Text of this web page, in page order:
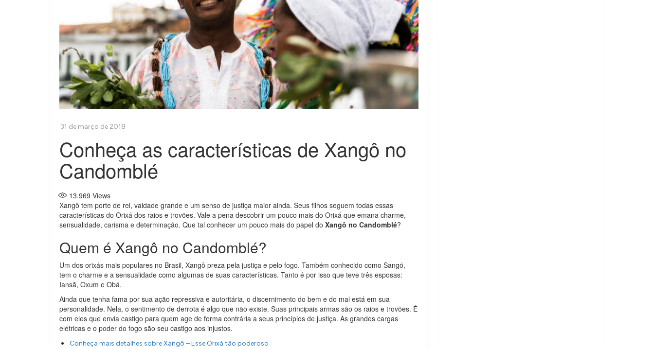
Conheça as características de Xangô no
Candomblé
13.969 Views
Xangô tem porte de rei, vaidade grande e um senso de justiça maior ainda. Seus filhos seguem todas essas
características do Orixá dos raios e trovões. Vale a pena descobrir um pouco mais do Orixá que emana charme,
sensualidade, carisma e determinação. Que tal conhecer um pouco mais do papel do Xangô no Candomblé?
Quem é Xangô no Candomblé?
Um dos orixás mais populares no Brasil, Xangô preza pela justiça e pelo fogo. Também conhecido como Sangó,
tem o charme e a sensualidade como algumas de suas características. Tanto é por isso que teve três esposas:
Iansã, Oxum e Obá.
Ainda que tenha fama por sua ação repressiva e autoritária, o discernimento do bem e do mal está em sua
personalidade. Nela, o sentimento de derrota é algo que não existe. Suas principais armas são os raios e trovões. É
com eles que envia castigo para quem age de forma contrária a seus princípios de justiça. As grandes cargas
elétricas e o poder do fogo são seu castigo aos injustos.
Conheça mais detalhes sobre Xangô – Esse Orixá tão poderoso